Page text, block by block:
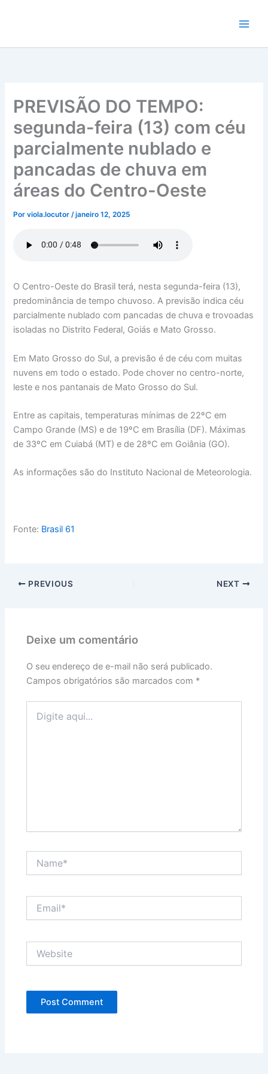
conteúdo
PREVISÃO DO TEMPO:
segunda-feira (13) com céu
parcialmente nublado e
pancadas de chuva em
áreas do Centro-Oeste
Porviola.locutor/janeiro 12, 2025
O Centro-Oeste do Brasil terá, nesta segunda-feira (13),
predominância de tempo chuvoso. A previsão indica céu
parcialmente nublado com pancadas de chuva e trovoadas
isoladas no Distrito Federal, Goiás e Mato Grosso.
Em Mato Grosso do Sul, a previsão é de céu com muitas
nuvens em todo o estado. Pode chover no centro-norte,
leste e nos pantanais de Mato Grosso do Sul.
Entre as capitais, temperaturas mínimas de 22ºC em
Campo Grande (MS) e de 19ºC em Brasília (DF). Máximas
de 33ºC em Cuiabá (MT) e de 28ºC em Goiânia (GO).
As informações são do Instituto Nacional de Meteorologia.
Fonte: Brasil 61
PREVIOUS NEXT
Deixe um comentário
O seu endereço de e-mail não será publicado.
Campos obrigatórios são marcados com *
aqui...